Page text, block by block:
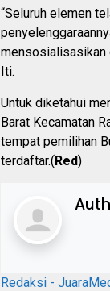
“Seluruh elemen
mensosialisasikan
Iti.
Untuk diketahui
Barat Kecamatan
tempat pemilihan
terdaftar.(Red)
Redaksi -